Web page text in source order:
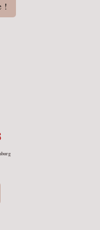
!